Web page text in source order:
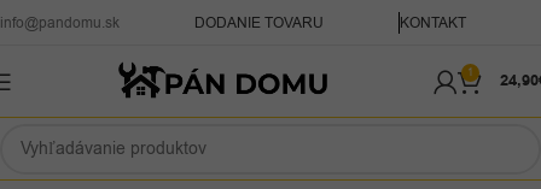
info@pandomu.sk DODANIE TOVARU KONTAKT
1 24,90
Domov Dielňa Kufre na náradie